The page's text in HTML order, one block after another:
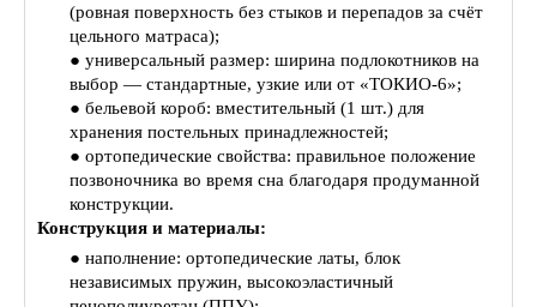
(ровная поверхность без стыков и перепадов за счёт
цельного матраса);
● универсальный размер: ширина подлокотников на
выбор — стандартные, узкие или от «ТОКИО‑6»;
● бельевой короб: вместительный (1 шт.) для
хранения постельных принадлежностей;
● ортопедические свойства: правильное положение
позвоночника во время сна благодаря продуманной
конструкции.
Конструкция и материалы:
● наполнение: ортопедические латы, блок
независимых пружин, высокоэластичный